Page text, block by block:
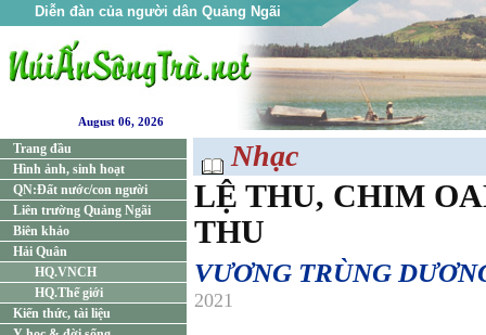
Diễn đàn của người dân Quảng Ngãi
August 06, 2026
Trang đầu
Hình ảnh, sinh hoạt
QN:Đất nước/con người
Liên trường Quảng Ngãi
Biên khảo
Hải Quân
HQ.VNCH
HQ.Thế giới
Kiến thức, tài liệu
Nhạc
LỆ THU, CHIM
THU
VƯƠNG TRÙNG
2021